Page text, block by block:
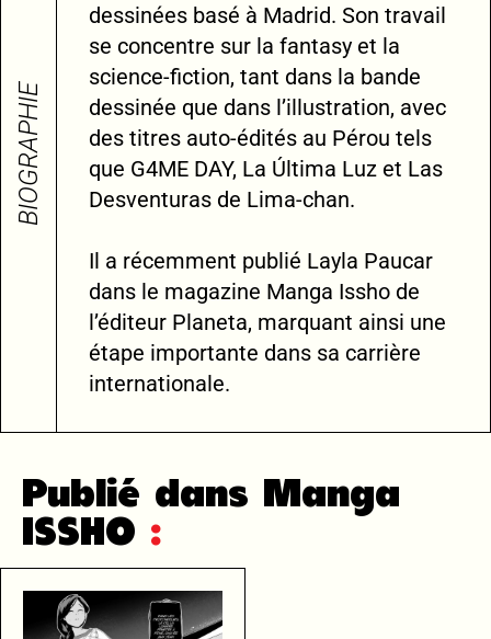
BIOGRAPHIE
dessinées basé à Madrid. Son travail
se concentre sur la fantasy et la
science-fiction, tant dans la bande
dessinée que dans l’illustration, avec
des titres auto-édités au Pérou tels
que G4ME DAY, La Última Luz et Las
Desventuras de Lima-chan.
Il a récemment publié Layla Paucar
dans le magazine Manga Issho de
l’éditeur Planeta, marquant ainsi une
étape importante dans sa carrière
internationale.
Publié dans Manga
ISSHO :